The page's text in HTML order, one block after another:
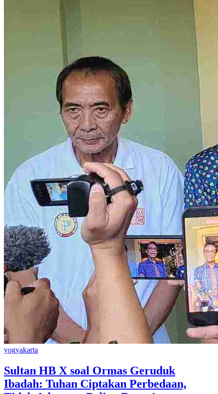
yogyakarta
Sultan HB X soal Ormas Geruduk
Ibadah: Tuhan Ciptakan Perbedaan,